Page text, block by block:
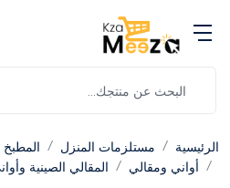
الرئيسية مستلزمات المنزل
أواني ومقالي
المقالي الصينية